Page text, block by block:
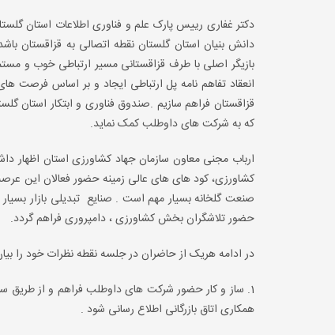
دکتر غفاری رییس پارک علم و فناوری اطلاعات استان
بازیگر اصلی با طرف قزاقستانی مسیر ارتباطی خوب و
که به شرکت های داوطلب کمک نماید.
ارباب مجنی معاون سازمان جهاد کشاورزی استان اظهار
کشاورزی، کود های های عالی زمینه حضور فعالان این
صنعت گلخانه بسیار مهم است . صنایع تبدیلی بازار
حضور تلاشگران بخش کشاورزی ، دامپروری فراهم گردد.
در ادامه هریک از حاضران در جلسه نقطه نظرات خود را
1. ساز و کار حضور شرکت های داوطلب فراهم و از طریق
همکاری اتاق بازرگانی اطلاع رسانی شود .